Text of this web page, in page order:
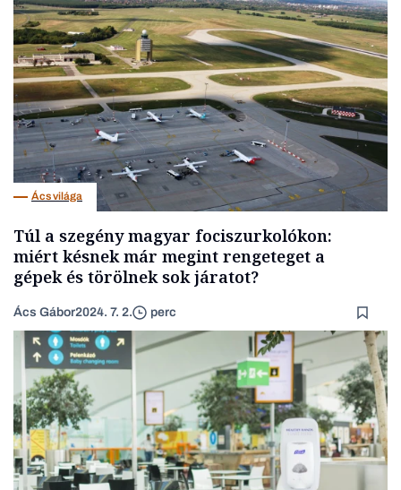
Ács világa
Túl a szegény magyar fociszurkolókon:
miért késnek már megint rengeteget a
gépek és törölnek sok járatot?
Ács Gábor2024. 7. 2. perc